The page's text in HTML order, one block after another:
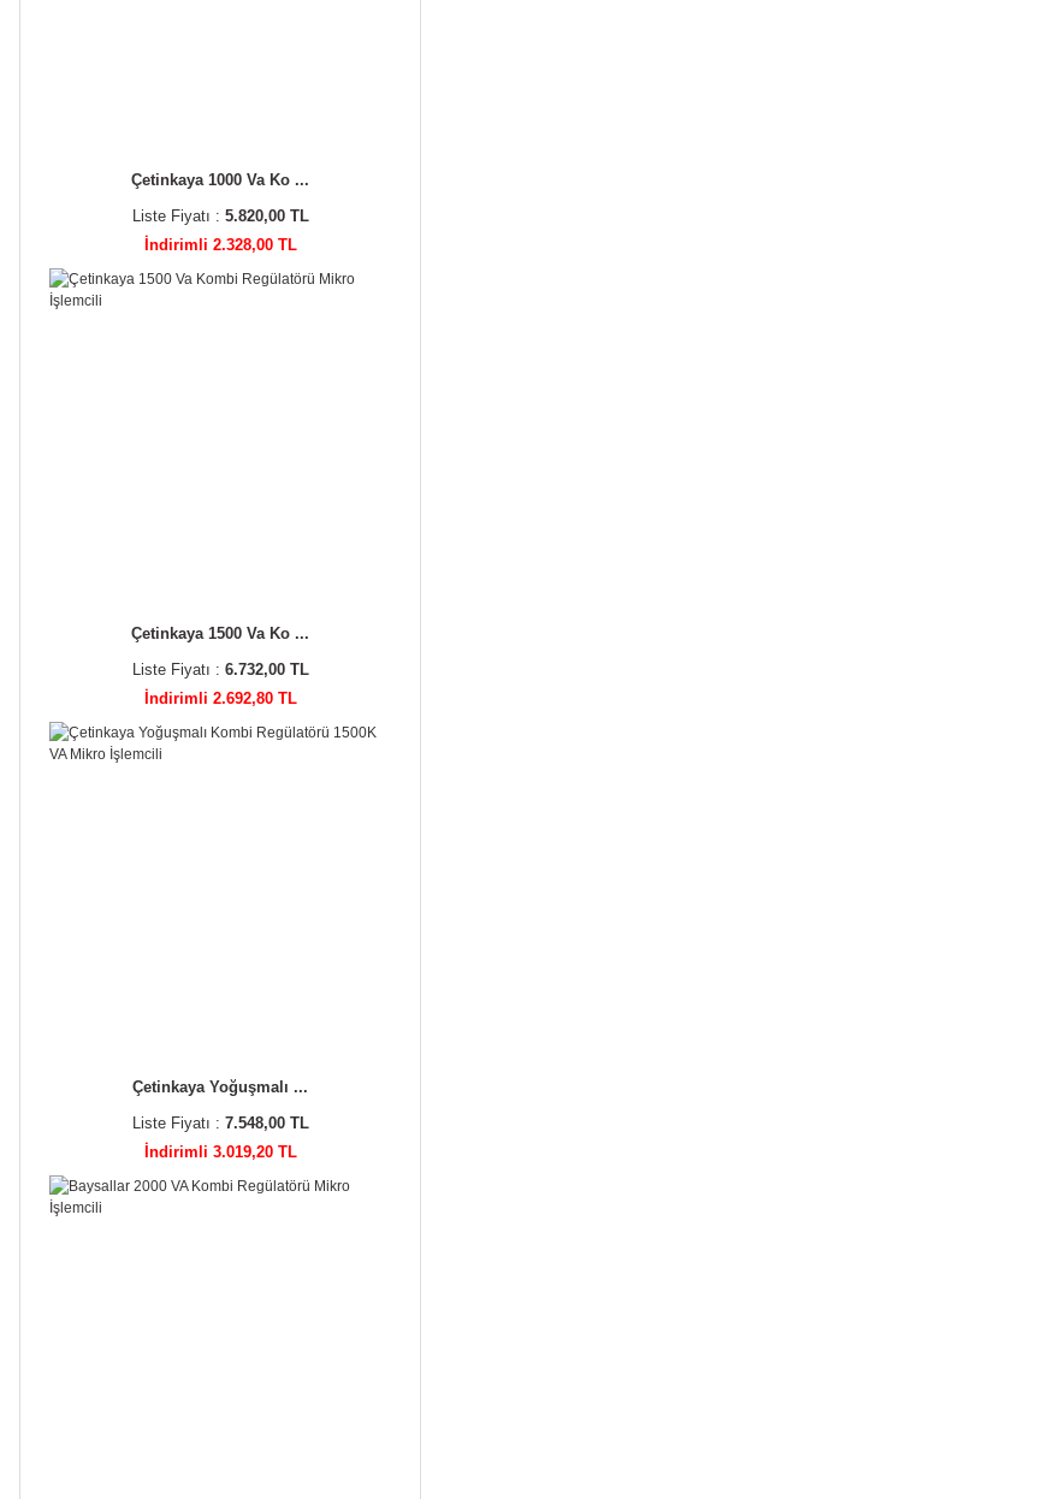
Çetinkaya 1000 Va Ko ...
Liste Fiyatı : 5.820,00 TL
İndirimli 2.328,00 TL
Çetinkaya 1500 Va Ko ...
Liste Fiyatı : 6.732,00 TL
İndirimli 2.692,80 TL
Çetinkaya Yoğuşmalı ...
Liste Fiyatı : 7.548,00 TL
İndirimli 3.019,20 TL